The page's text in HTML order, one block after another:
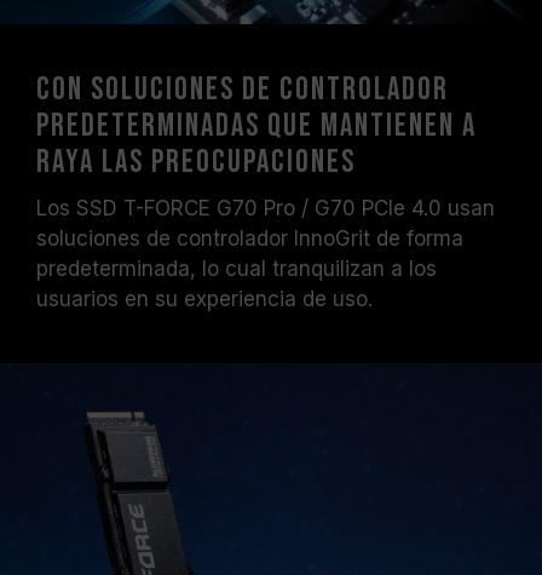
Con soluciones de controlador
predeterminadas que mantienen a
raya las preocupaciones
Los SSD T-FORCE G70 Pro / G70 PCIe 4.0 usan
soluciones de controlador InnoGrit de forma
predeterminada, lo cual tranquilizan a los
usuarios en su experiencia de uso.